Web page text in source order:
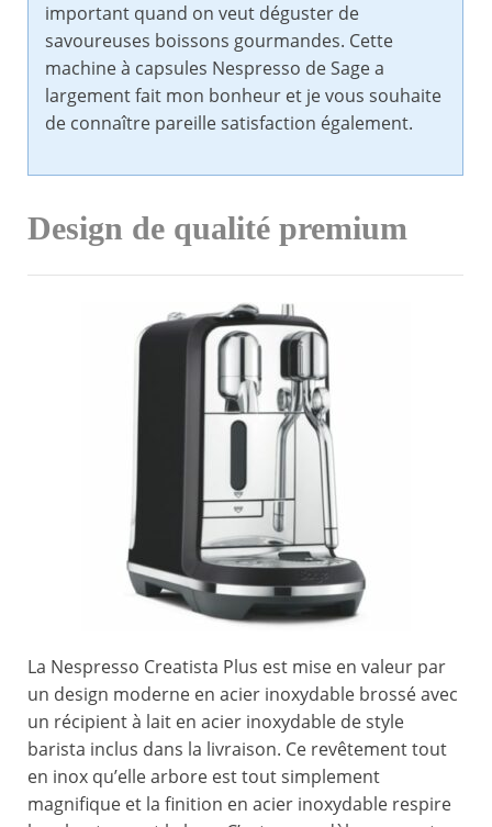
important quand on veut déguster de
savoureuses boissons gourmandes. Cette
machine à capsules Nespresso de Sage a
largement fait mon bonheur et je vous souhaite
de connaître pareille satisfaction également.
Design de qualité premium
La Nespresso Creatista Plus est mise en valeur par
un design moderne en acier inoxydable brossé avec
un récipient à lait en acier inoxydable de style
barista inclus dans la livraison. Ce revêtement tout
en inox qu’elle arbore est tout simplement
magnifique et la finition en acier inoxydable respire